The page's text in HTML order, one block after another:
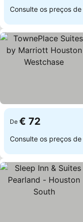
Consulte os preços de
De € 72
Consulte os preços de